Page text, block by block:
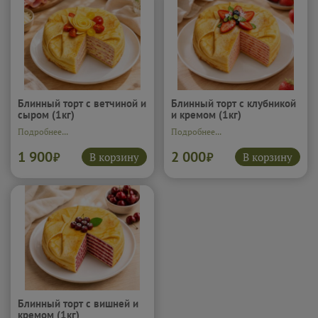
Сочные яблоки с тёплой
сладкой корицей создают вкус,
который хочется есть сразу,
пока тесто ещё мягкое и
румяное. Лёгкая сладость и
пряная нотка делают их по
настоящему комфортной едой.
Подробнее...
Блинный торт с ветчиной и
сыром (1кг)
Подробнее...
1 900₽ В корзину
Блинный торт с клубникой
и кремом (1кг)
Подробнее...
2 000₽ В корзину
Блинный торт с вишней и
кремом (1кг)